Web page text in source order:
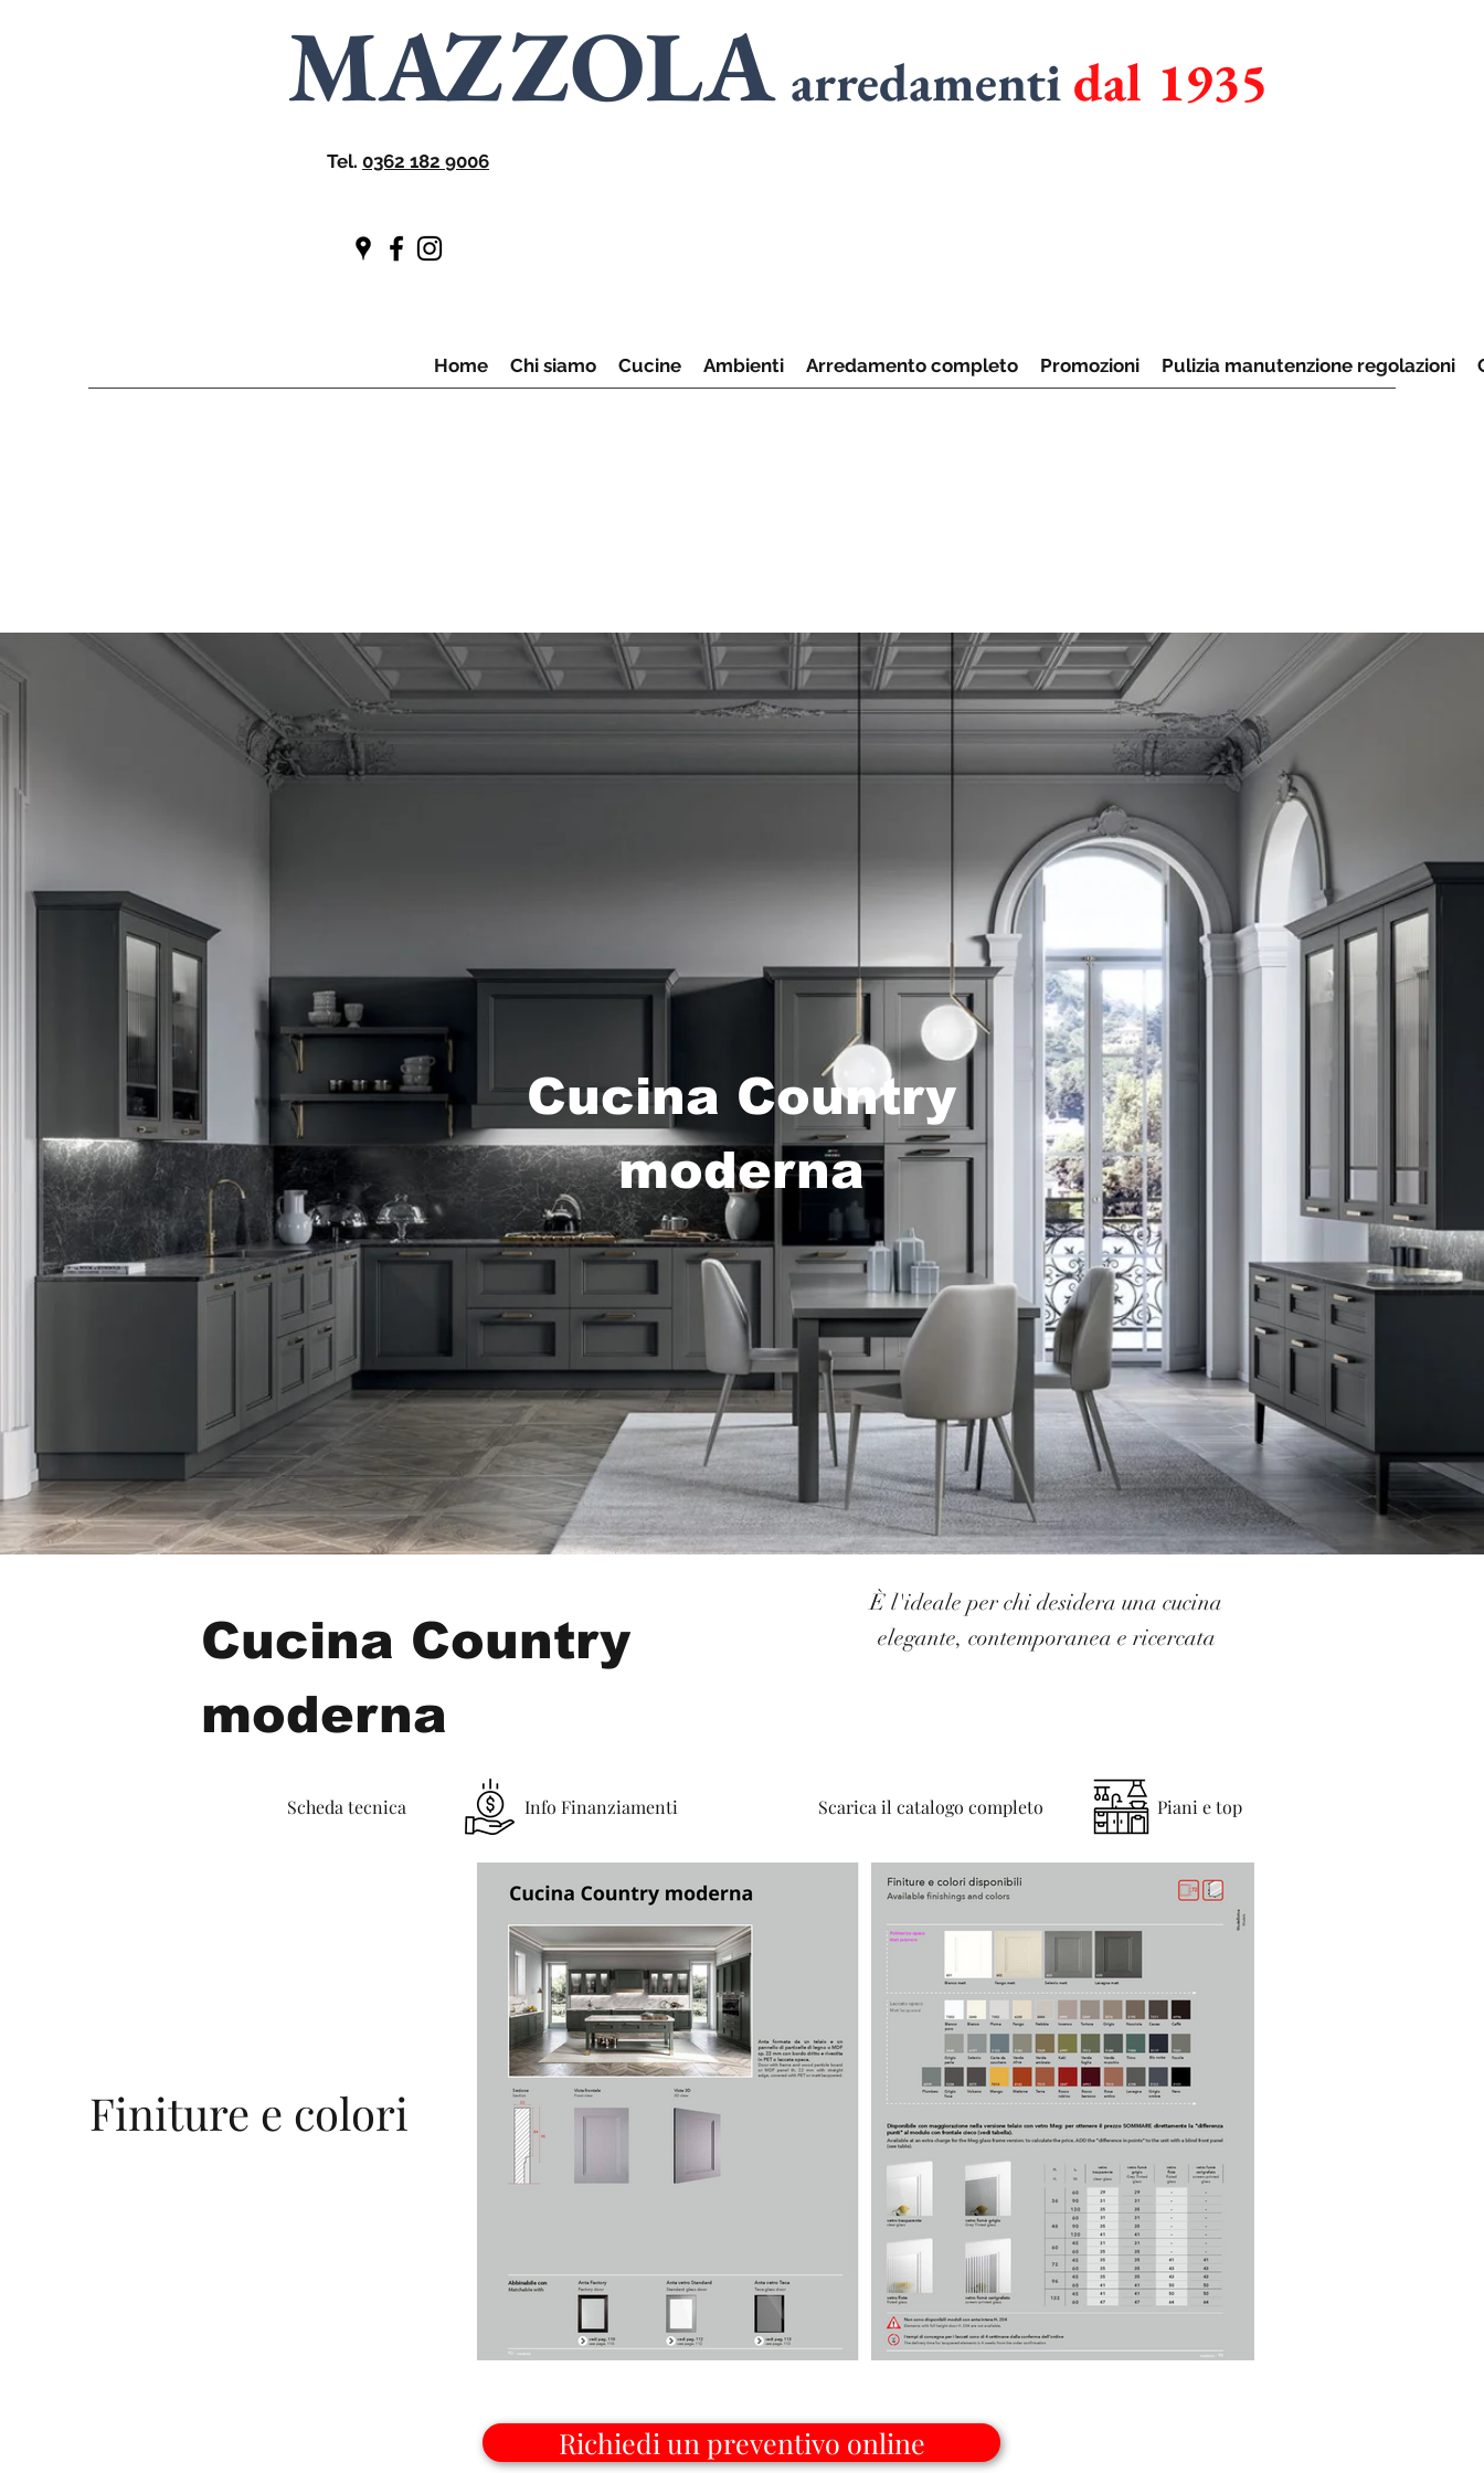
MAZZOLA arredamentidal 1935
Tel. 0362 182 9006
Home Chi siamo Cucine Ambienti Arredamento completo Promozioni Pulizia manutenzione regolazioni
Cucina Country
moderna
Cucina Country
moderna
È l'ideale per chi desidera una cucina
elegante, contemporanea e ricercata
Scheda tecnica Info Finanziamenti Scarica il catalogo completo Piani e top
Finiture e colori
Richiedi un preventivo online